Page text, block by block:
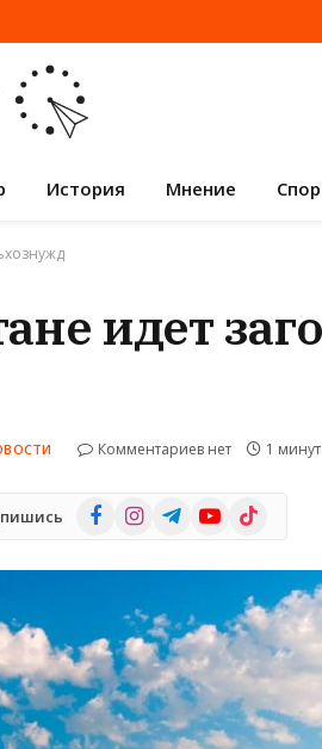
История Мнение
идет
Комментариев нет 1 минут
FacebookInstagramTelegramYouTube
TikTok